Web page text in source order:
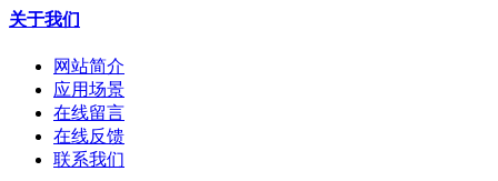
关于我们
网站简介
应用场景
在线留言
在线反馈
联系我们